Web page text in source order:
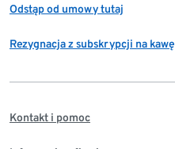
Odstąp od umowy tutaj
Rezygnacja z subskrypcji na kawę
Kontakt i pomoc